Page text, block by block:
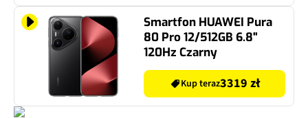
Smartfon HUAWEI Pura
80 Pro 12/512GB 6.8"
120Hz Czarny
Kup teraz3319 zł